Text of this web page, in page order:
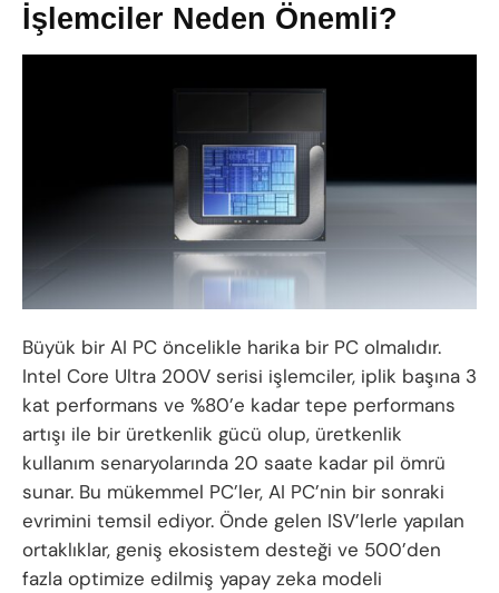
İşlemciler Neden Önemli?
Büyük bir AI PC öncelikle harika bir PC olmalıdır.
Intel Core Ultra 200V serisi işlemciler, iplik başına 3
kat performans ve %80’e kadar tepe performans
artışı ile bir üretkenlik gücü olup, üretkenlik
kullanım senaryolarında 20 saate kadar pil ömrü
sunar. Bu mükemmel PC’ler, AI PC’nin bir sonraki
evrimini temsil ediyor. Önde gelen ISV’lerle yapılan
ortaklıklar, geniş ekosistem desteği ve 500’den
fazla optimize edilmiş yapay zeka modeli